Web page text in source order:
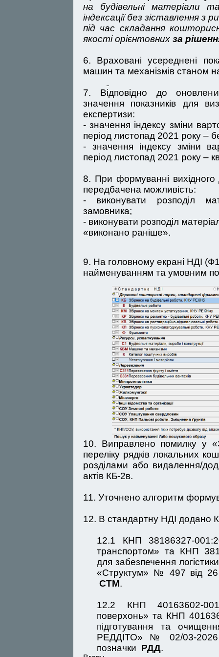
на будівельні матеріали
індексації без зіставлення
під час складання
якості орієнтовних за
6. Враховані усереднені
машин та механізмів станом
7. Відповідно до
значення показників для
експертизи:
- значення індексу зміни
період листопад 2021 року –
- значення індексу зміни
період листопад 2021 року –
8. При формуванні вихідного
передбачена можливість:
- виконувати розподіл
замовника;
- виконувати розподіл
«виконано раніше».
9. На головному екрані НДІ
найменуванням та умовним
10. Виправлено помилку у
переліку рядків локальних
розділами або видалення/
актів КБ-2в.
11. Уточнено алгоритм
12. В стандартну НДІ додано
12.1 КНП 38186327-
транспортом» та КНП
для забезпечення
«Структум» № 497 від 26
СТМ.
12.2 КНП 40163602-
поверхонь» та КНП
підготування та
РЕДДІТО» № 02/03-2026
позначки РДД.